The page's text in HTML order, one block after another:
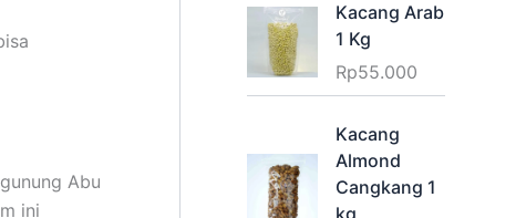
Abu
ini
Kacang Arab
1 Kg
Rp55.000
Kacang
Almond
Cangkang 1
kg